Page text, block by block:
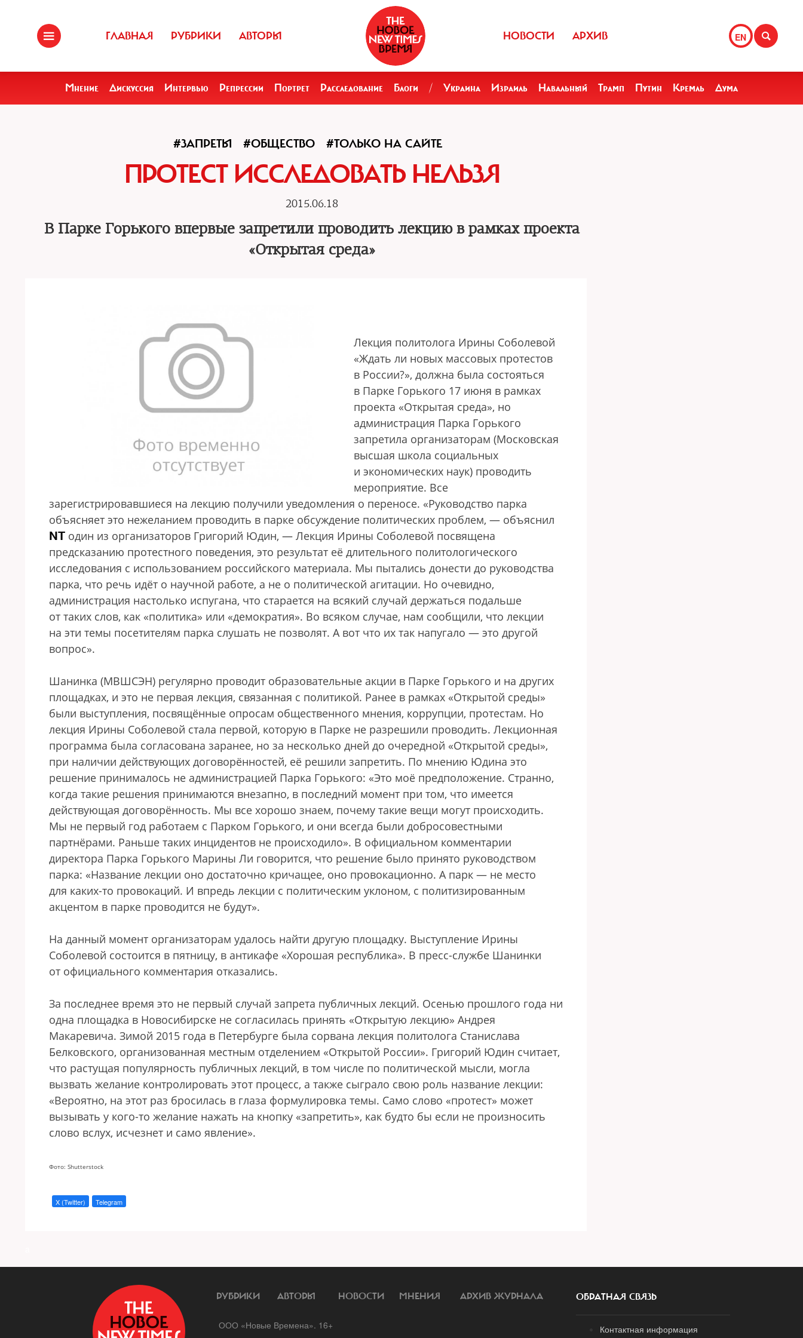
ГЛАВНАЯ РУБРИКИ АВТОРЫ EN
НОВОСТИ АРХИВ
Мнение Дискуссия Интервью Репрессии Портрет Расследование Блоги / Украина Израиль Навальный Трамп Путин Кремль Дума
#ЗАПРЕТЫ #ОБЩЕСТВО #ТОЛЬКО НА САЙТЕ
ПРОТЕСТ ИССЛЕДОВАТЬ НЕЛЬЗЯ
2015.06.18
В Парке Горького впервые запретили проводить лекцию в рамках проекта
«Открытая среда»
Лекция политолога Ирины Соболевой
«Ждать ли новых массовых протестов
в России?», должна была состояться
в Парке Горького 17 июня в рамках
проекта «Открытая среда», но
администрация Парка Горького
запретила организаторам (Московская
высшая школа социальных
и экономических наук) проводить
мероприятие. Все
зарегистрировавшиеся на лекцию получили уведомления о переносе. «Руководство парка
объясняет это нежеланием проводить в парке обсуждение политических проблем, — объяснил
NT один из организаторов Григорий Юдин, — Лекция Ирины Соболевой посвящена
предсказанию протестного поведения, это результат её длительного политологического
исследования с использованием российского материала. Мы пытались донести до руководства
парка, что речь идёт о научной работе, а не о политической агитации. Но очевидно,
администрация настолько испугана, что старается на всякий случай держаться подальше
от таких слов, как «политика» или «демократия». Во всяком случае, нам сообщили, что лекции
на эти темы посетителям парка слушать не позволят. А вот что их так напугало — это другой
вопрос».
Шанинка (МВШСЭН) регулярно проводит образовательные акции в Парке Горького и на других
площадках, и это не первая лекция, связанная с политикой. Ранее в рамках «Открытой среды»
были выступления, посвящённые опросам общественного мнения, коррупции, протестам. Но
лекция Ирины Соболевой стала первой, которую в Парке не разрешили проводить. Лекционная
программа была согласована заранее, но за несколько дней до очередной «Открытой среды»,
при наличии действующих договорённостей, её решили запретить. По мнению Юдина это
решение принималось не администрацией Парка Горького: «Это моё предположение. Странно,
когда такие решения принимаются внезапно, в последний момент при том, что имеется
действующая договорённость. Мы все хорошо знаем, почему такие вещи могут происходить.
Мы не первый год работаем с Парком Горького, и они всегда были добросовестными
партнёрами. Раньше таких инцидентов не происходило». В официальном комментарии
директора Парка Горького Марины Ли говорится, что решение было принято руководством
парка: «Название лекции оно достаточно кричащее, оно провокационно. А парк — не место
для каких-то провокаций. И впредь лекции с политическим уклоном, с политизированным
акцентом в парке проводится не будут».
На данный момент организаторам удалось найти другую площадку. Выступление Ирины
Соболевой состоится в пятницу, в антикафе «Хорошая республика». В пресс-службе Шанинки
от официального комментария отказались.
За последнее время это не первый случай запрета публичных лекций. Осенью прошлого года ни
одна площадка в Новосибирске не согласилась принять «Открытую лекцию» Андрея
Макаревича. Зимой 2015 года в Петербурге была сорвана лекция политолога Станислава
Белковского, организованная местным отделением «Открытой России». Григорий Юдин считает,
что растущая популярность публичных лекций, в том числе по политической мысли, могла
вызвать желание контролировать этот процесс, а также сыграло свою роль название лекции:
«Вероятно, на этот раз бросилась в глаза формулировка темы. Само слово «протест» может
вызывать у кого-то желание нажать на кнопку «запретить», как будто бы если не произносить
слово вслух, исчезнет и само явление».
Фото: Shutterstock
X (Twitter) Telegram
РУБРИКИ АВТОРЫ НОВОСТИ МНЕНИЯ АРХИВ ЖУРНАЛА
ООО «Новые Времена». 16+
ОБРАТНАЯ СВЯЗЬ
Контактная информация